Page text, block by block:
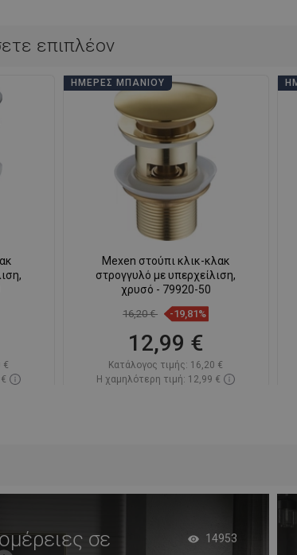
επιπλέον
€
ΗΜΈΡΕΣ ΜΠΆΝΙΟΥ
Mexen στούπι κλικ-κλακ
στρογγυλό με υπερχείλιση,
χρυσό - 79920-50
16,20 € -19,81%
12,99 €
Κατάλογος τιμής: 16,20 €
Η χαμηλότερη τιμή: 12,99 €
σε
14953